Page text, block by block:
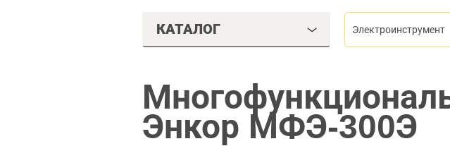
КАТАЛОГ Электроинструмент
Энкор МФЭ-300Э